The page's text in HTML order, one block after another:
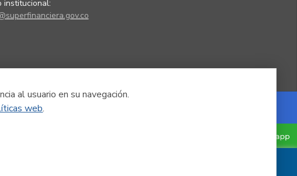
al usuario en su navegación.
web.
institucional:
Powered by Nexura